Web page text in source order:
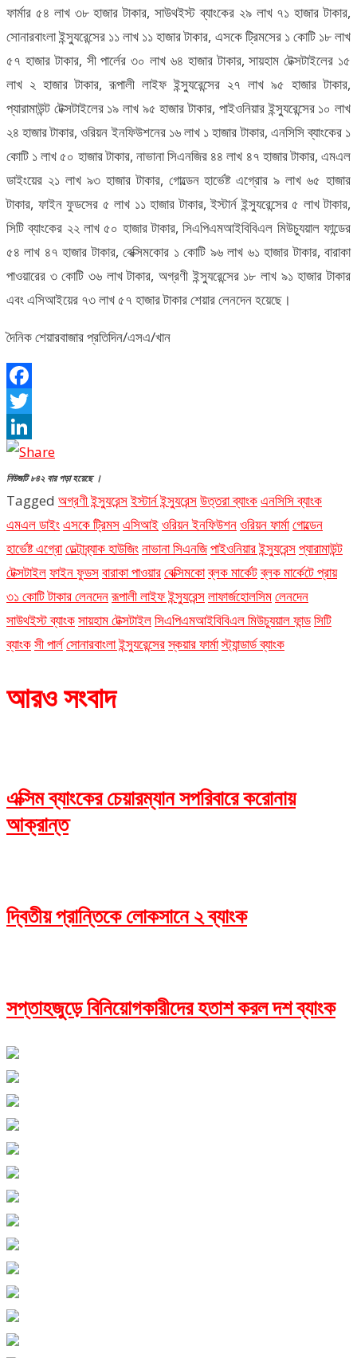
ফার্মার ৫৪ লাখ ৩৮ হাজার টাকার, সাউথইস্ট ব্যাংকের ২৯ লাখ ৭১ হাজার টাকার,
সোনারবাংলা ইন্স্যুরেন্সের ১১ লাখ ১১ হাজার টাকার, এসকে ট্রিমসের ১ কোটি ১৮ লাখ
৫৭ হাজার টাকার, সী পার্লের ৩০ লাখ ৬৪ হাজার টাকার, সায়হাম টেক্সটাইলের ১৫
লাখ ২ হাজার টাকার, রূপালী লাইফ ইন্স্যুরেন্সের ২৭ লাখ ৯৫ হাজার টাকার,
প্যারামাউন্ট টেক্সটাইলের ১৯ লাখ ৯৫ হাজার টাকার, পাইওনিয়ার ইন্স্যুরেন্সের ১০ লাখ
২৪ হাজার টাকার, ওরিয়ন ইনফিউশনের ১৬ লাখ ১ হাজার টাকার, এনসিসি ব্যাংকের ১
কোটি ১ লাখ ৫০ হাজার টাকার, নাভানা সিএনজির ৪৪ লাখ ৪৭ হাজার টাকার, এমএল
ডাইংয়ের ২১ লাখ ৯৩ হাজার টাকার, গোল্ডেন হার্ভেষ্ট এগ্রোর ৯ লাখ ৬৫ হাজার
টাকার, ফাইন ফুডসের ৫ লাখ ১১ হাজার টাকার, ইস্টার্ন ইন্স্যুরেন্সের ৫ লাখ টাকার,
সিটি ব্যাংকের ২২ লাখ ৫০ হাজার টাকার, সিএপিএমআইবিবিএল মিউচ্যুয়াল ফান্ডের
৫৪ লাখ ৪৭ হাজার টাকার, বেক্সিমকোর ১ কোটি ৯৬ লাখ ৬১ হাজার টাকার, বারাকা
পাওয়ারের ৩ কোটি ৩৬ লাখ টাকার, অগ্রণী ইন্স্যুরেন্সের ১৮ লাখ ৯১ হাজার টাকার
এবং এসিআইয়ের ৭৩ লাখ ৫৭ হাজার টাকার শেয়ার লেনদেন হয়েছে।
দৈনিক শেয়ারবাজার প্রতিদিন/এসএ/খান
Facebook
Twitter
LinkedIn
নিউজটি ৮৪২ বার পড়া হয়েছে ।
Tagged অগ্রণী ইন্স্যুরেন্সইস্টার্ন ইন্স্যুরেন্সউত্তরা ব্যাংকএনসিসি ব্যাংক
এমএল ডাইংএসকে ট্রিমসএসিআইওরিয়ন ইনফিউশনওরিয়ন ফার্মাগোল্ডেন
হার্ভেষ্ট এগ্রোডেল্টাব্র্যাক হাউজিংনাভানা সিএনজিপাইওনিয়ার ইন্স্যুরেন্সপ্যারামাউন্ট
টেক্সটাইলফাইন ফুডসবারাকা পাওয়ারবেক্সিমকোব্লক মার্কেটব্লক মার্কেটে প্রায়
৩১ কোটি টাকার লেনদেনরূপালী লাইফ ইন্স্যুরেন্সলাফার্জহোলসিমলেনদেন
সাউথইস্ট ব্যাংকসায়হাম টেক্সটাইলসিএপিএমআইবিবিএল মিউচ্যুয়াল ফান্ডসিটি
ব্যাংকসী পার্লসোনারবাংলা ইন্স্যুরেন্সেরস্কয়ার ফার্মাস্ট্যান্ডার্ড ব্যাংক
আরও সংবাদ
এক্সিম ব্যাংকের চেয়ারম্যান সপরিবারে করোনায়
আক্রান্ত
দ্বিতীয় প্রান্তিকে লোকসানে ২ ব্যাংক
সপ্তাহজুড়ে বিনিয়োগকারীদের হতাশ করল দশ ব্যাংক